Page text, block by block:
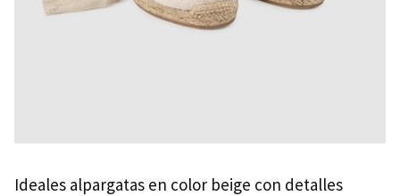
Ideales alpargatas en color beige con detalles